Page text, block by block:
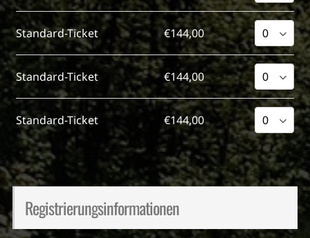
Standard-Ticket €144,00
Standard-Ticket €144,00
Standard-Ticket €144,00
Registrierungsinformationen